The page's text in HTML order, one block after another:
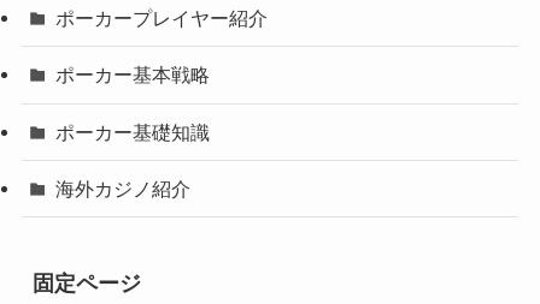
ポーカープレイヤー紹介
ポーカー基本戦略
ポーカー基礎知識
海外カジノ紹介
固定ページ